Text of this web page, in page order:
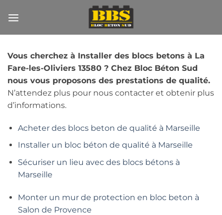
au
Vous cherchez à Installer des blocs betons à La
Fare-les-Oliviers 13580 ? Chez Bloc Béton Sud
nous vous proposons des prestations de qualité.
N’attendez plus pour nous contacter et obtenir plus
d’informations.
Acheter des blocs beton de qualité à Marseille
Installer un bloc béton de qualité à Marseille
Sécuriser un lieu avec des blocs bétons à
Marseille
Monter un mur de protection en bloc beton à
Salon de Provence